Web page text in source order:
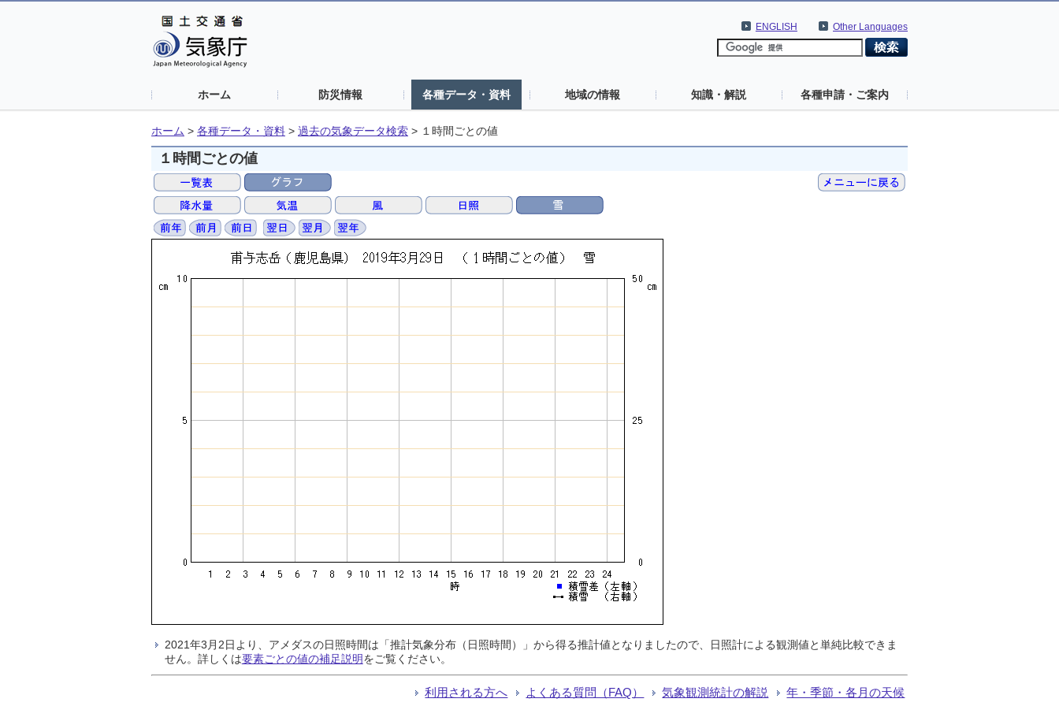
Other Languages
ENGLISH
ホーム 防災情報 各種データ・資料 地域の情報 知識・解説 各種申請・ご案内
ホーム > 各種データ・資料 > 過去の気象データ検索 > １時間ごとの値
１時間ごとの値
2021年3月2日より、アメダスの日照時間は「推計気象分布（日照時間）」から得る推計値となりましたので、日照計による観測値と単純比較できま
せん。詳しくは要素ごとの値の補足説明をご覧ください。
利用される方へ よくある質問（FAQ） 気象観測統計の解説 年・季節・各月の天候